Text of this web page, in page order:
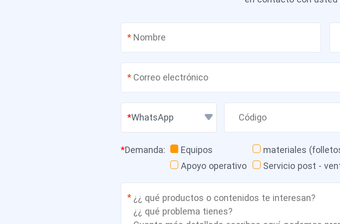
*
*
WhatsApp
*Demanda: Equipos materiales
Apoyo operativo
Servicio post -
*